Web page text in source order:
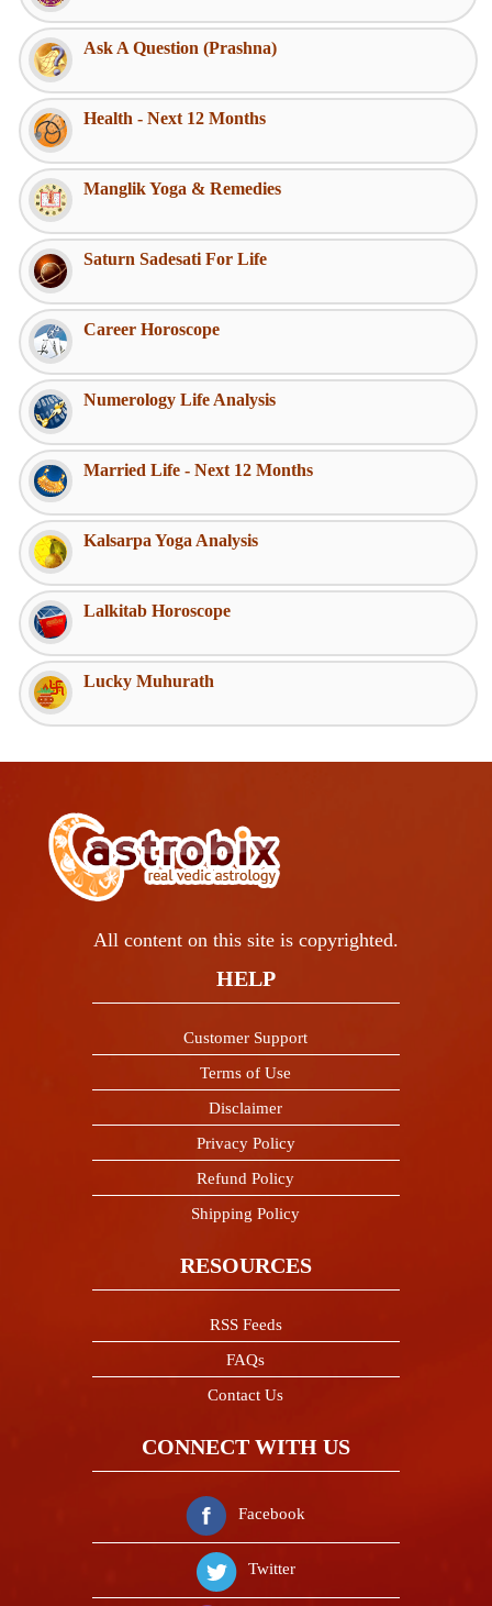
Ask A Question (Prashna)
Health - Next 12 Months
Manglik Yoga & Remedies
Saturn Sadesati For Life
Career Horoscope
Numerology Life Analysis
Married Life - Next 12 Months
Kalsarpa Yoga Analysis
Lalkitab Horoscope
Lucky Muhurath
All content on this site is copyrighted.
HELP
Customer Support
Terms of Use
Disclaimer
Privacy Policy
Refund Policy
Shipping Policy
RESOURCES
RSS Feeds
FAQs
Contact Us
CONNECT WITH US
Facebook
Twitter